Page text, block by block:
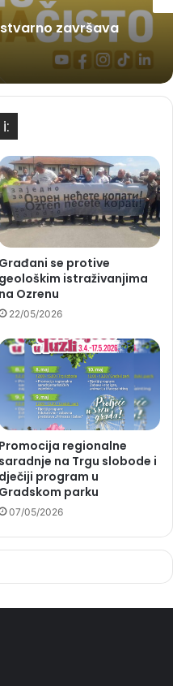
završava
Građani se protive
geološkim istraživanjima
na Ozrenu
22/05/2026
Promocija regionalne
saradnje na Trgu slobode i
dječiji program u
Gradskom parku
07/05/2026